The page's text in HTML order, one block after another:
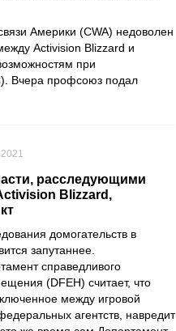
Америки (CWA) недоволен
Activision Blizzard и
при
. Вчера профсоюз подал
расследующими
Blizzard,
домогательств в
запутаннее.
справедливого
(DFEH) считает, что
между игровой
агентств, навредит